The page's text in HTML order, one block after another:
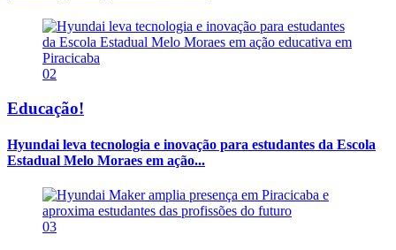
02
Educação!
Hyundai leva tecnologia e inovação para estudantes da Escola
Estadual Melo Moraes em ação...
03